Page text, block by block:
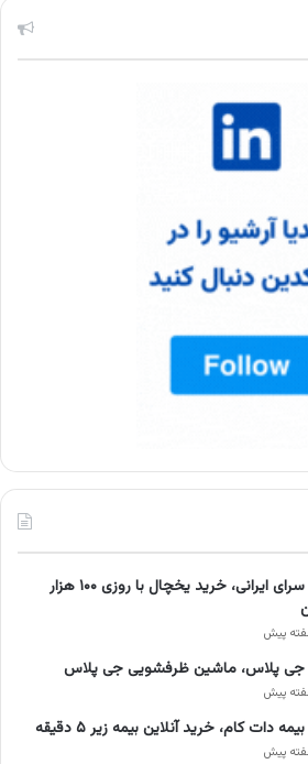
آگهی سرای ایرانی، خرید یخچال با روزی ۱۰۰ هزار
جی پلاس، ماشین ظرفشویی جی پلاس
دات کام، خرید آنلاین بیمه زیر ۵ دقیقه